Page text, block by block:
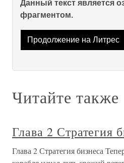
Данный текст является
фрагментом.
Продолжение на Литрес
Читайте также
Глава 2 Стратегия
Глава 2 Стратегия бизнеса